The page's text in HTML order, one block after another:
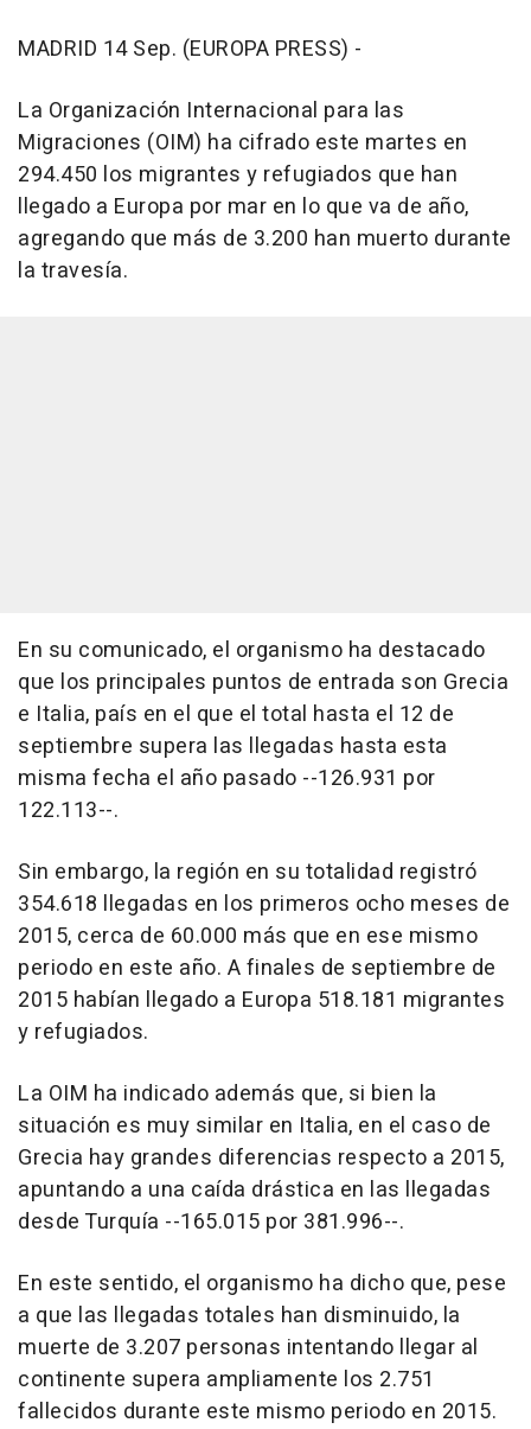
MADRID 14 Sep. (EUROPA PRESS) -
La Organización Internacional para las
Migraciones (OIM) ha cifrado este martes en
294.450 los migrantes y refugiados que han
llegado a Europa por mar en lo que va de año,
agregando que más de 3.200 han muerto durante
la travesía.
En su comunicado, el organismo ha destacado
que los principales puntos de entrada son Grecia
e Italia, país en el que el total hasta el 12 de
septiembre supera las llegadas hasta esta
misma fecha el año pasado --126.931 por
122.113--.
Sin embargo, la región en su totalidad registró
354.618 llegadas en los primeros ocho meses de
2015, cerca de 60.000 más que en ese mismo
periodo en este año. A finales de septiembre de
2015 habían llegado a Europa 518.181 migrantes
y refugiados.
La OIM ha indicado además que, si bien la
situación es muy similar en Italia, en el caso de
Grecia hay grandes diferencias respecto a 2015,
apuntando a una caída drástica en las llegadas
desde Turquía --165.015 por 381.996--.
En este sentido, el organismo ha dicho que, pese
a que las llegadas totales han disminuido, la
muerte de 3.207 personas intentando llegar al
continente supera ampliamente los 2.751
fallecidos durante este mismo periodo en 2015.